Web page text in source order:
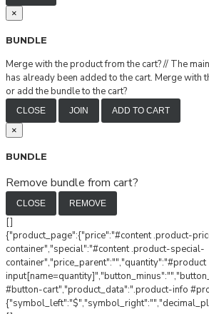
×
BUNDLE
Merge with the product from the cart?// The
has already been added to the cart. Merge with
or add the bundle to the cart?
CLOSE JOIN ADD TO CART
×
BUNDLE
Remove bundle from cart?
CLOSE REMOVE
[]
{"product_page":{"price":"#content .product-
container","special":"#content .product-special-
container","price_parent":"","quantity":"#product
#button-cart","product_data":".product-info